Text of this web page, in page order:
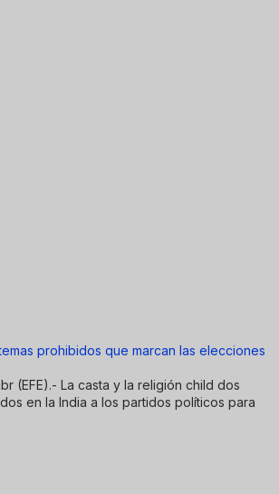
prohibidos que marcan las elecciones
(EFE).- La casta y la religión child dos
en la India a los partidos políticos para